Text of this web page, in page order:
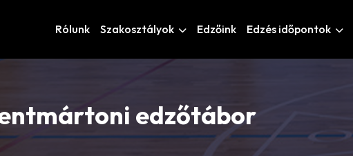
Rólunk Szakosztályok Edzőink Edzés időpontok
edzőtábor